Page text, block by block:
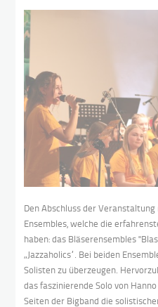
Den Abschluss der
Ensembles, welche die
haben: das Bläserensembles
„Jazzaholics“. Bei beiden
Solisten zu überzeugen.
das faszinierende Solo von
Seiten der Bigband die